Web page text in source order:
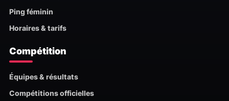
Ping féminin
Horaires & tarifs
Compétition
Équipes & résultats
Compétitions officielles